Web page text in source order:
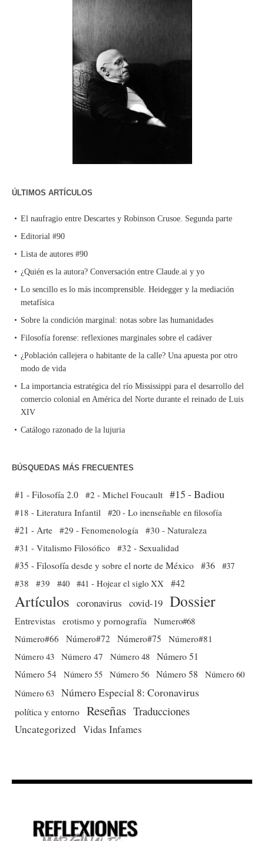
ÚLTIMOS ARTÍCULOS
El naufragio entre Descartes y Robinson Crusoe. Segunda parte
Editorial #90
Lista de autores #90
¿Quién es la autora? Conversación entre Claude.ai y yo
Lo sencillo es lo más incomprensible. Heidegger y la mediación
metafísica
Sobre la condición marginal: notas sobre las humanidades
Filosofía forense: reflexiones marginales sobre el cadáver
¿Población callejera o habitante de la calle? Una apuesta por otro
modo de vida
La importancia estratégica del río Mississippi para el desarrollo del
comercio colonial en América del Norte durante el reinado de Luis
XIV
Catálogo razonado de la lujuria
BÚSQUEDAS MÁS FRECUENTES
#1 - Filosofía 2.0 #2 - Michel Foucault #15 - Badiou
#18 - Literatura Infantil #20 - Lo inenseñable en filosofía
#21 - Arte #29 - Fenomenología #30 - Naturaleza
#31 - Vitalismo Filosófico
#32 - Sexualidad
#35 - Filosofía desde y sobre el norte de México #36 #37
#38
#39 #40 #41 - Hojear el siglo XX #42
Artículos coronavirus covid-19 Dossier
Entrevistas erotismo y pornografía Numero#68
Número#66
Número#72 Número#75
Número#81
Número 43 Número 47 Número 48 Número 51
Número 54 Número 55 Número 56 Número 58
Número 60
Número 63 Número Especial 8: Coronavirus
política y entorno Reseñas Traducciones
Uncategorized Vidas Infames